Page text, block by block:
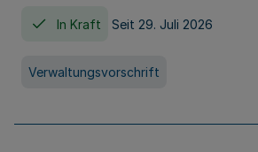
In Kraft Seit 29. Juli 2026
Verwaltungsvorschrift